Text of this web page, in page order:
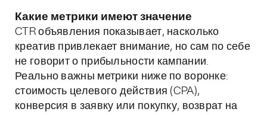
Какие метрики имеют значение
CTR объявления показывает, насколько
креатив привлекает внимание, но сам по себе
не говорит о прибыльности кампании.
Реально важны метрики ниже по воронке:
стоимость целевого действия (CPA),
конверсия в заявку или покупку, возврат на